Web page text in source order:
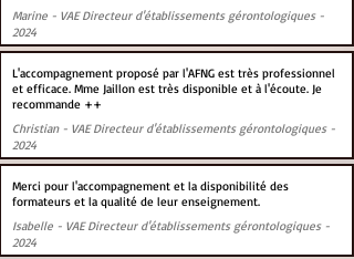
Marine - VAE Directeur d'établissements gérontologiques -
2024
L'accompagnement proposé par l'AFNG est très professionnel
et efficace. Mme Jaillon est très disponible et à l'écoute. Je
recommande ++
Christian - VAE Directeur d'établissements gérontologiques -
2024
Merci pour l'accompagnement et la disponibilité des
formateurs et la qualité de leur enseignement.
Isabelle - VAE Directeur d'établissements gérontologiques -
2024